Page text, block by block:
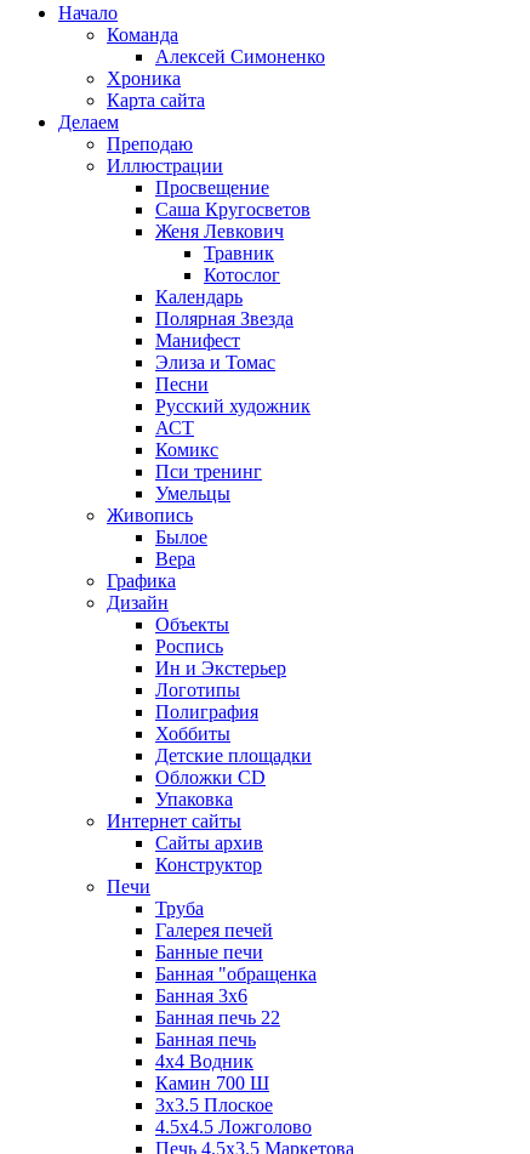
Начало
Команда
Алексей Симоненко
Хроника
Карта сайта
Делаем
Преподаю
Иллюстрации
Просвещение
Саша Кругосветов
Женя Левкович
Травник
Котослог
Календарь
Полярная Звезда
Манифест
Элиза и Томас
Песни
Русский художник
АСТ
Комикс
Пси тренинг
Умельцы
Живопись
Былое
Вера
Графика
Дизайн
Объекты
Роспись
Ин и Экстерьер
Логотипы
Полиграфия
Хоббиты
Детские площадки
Обложки CD
Упаковка
Интернет сайты
Сайты архив
Конструктор
Печи
Труба
Галерея печей
Банные печи
Банная "обращенка
Банная 3х6
Банная печь 22
Банная печь
4х4 Водник
Камин 700 Ш
3x3.5 Плоское
4.5x4.5 Ложголово
Печь 4.5x3.5 Маркетова